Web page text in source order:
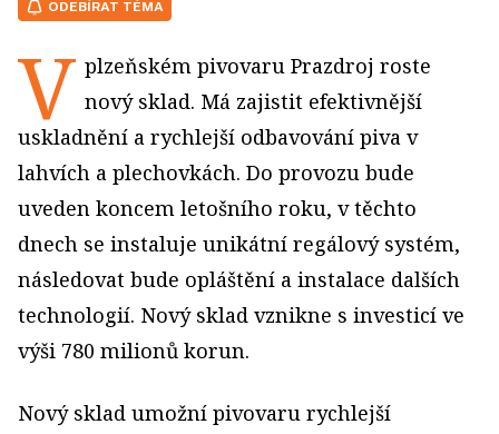
ODEBÍRAT TÉMA
V plzeňském pivovaru Prazdroj roste
nový sklad. Má zajistit efektivnější
uskladnění a rychlejší odbavování piva v
lahvích a plechovkách. Do provozu bude
uveden koncem letošního roku, v těchto
dnech se instaluje unikátní regálový systém,
následovat bude opláštění a instalace dalších
technologií. Nový sklad vznikne s investicí ve
výši 780 milionů korun.
Nový sklad umožní pivovaru rychlejší